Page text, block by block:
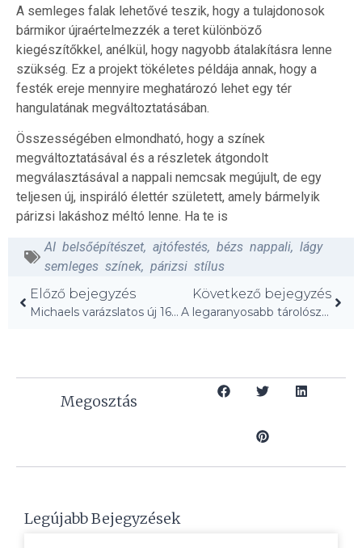
A semleges falak lehetővé teszik, hogy a tulajdonosok
bármikor újraértelmezzék a teret különböző
kiegészítőkkel, anélkül, hogy nagyobb átalakításra lenne
szükség. Ez a projekt tökéletes példája annak, hogy a
festék ereje mennyire meghatározó lehet egy tér
hangulatának megváltoztatásában.
Összességében elmondható, hogy a színek
megváltoztatásával és a részletek átgondolt
megválasztásával a nappali nemcsak megújult, de egy
teljesen új, inspiráló élettér született, amely bármelyik
párizsi lakáshoz méltó lenne. Ha te is
AI belsőépítészet, ajtófestés, bézs nappali, lágy
semleges színek, párizsi stílus
Előző bejegyzés
Michaels varázslatos új 16 dolláros poharai – „Annyira aranyos!”
Következő bejegyzés
A legaranyosabb tárolószett, amit valaha láttam – csak 40$!
Megosztás
Legújabb Bejegyzések